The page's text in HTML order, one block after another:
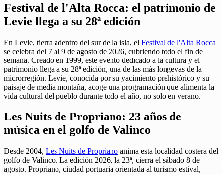
Festival de l'Alta Rocca: el patrimonio de
Levie llega a su 28ª edición
En Levie, tierra adentro del sur de la isla, el Festival de l'Alta Rocca
se celebra del 7 al 9 de agosto de 2026, cubriendo todo el fin de
semana. Creado en 1999, este evento dedicado a la cultura y el
patrimonio llega a su 28ª edición, una de las más longevas de la
microrregión. Levie, conocida por su yacimiento prehistórico y su
paisaje de media montaña, acoge una programación que alimenta la
vida cultural del pueblo durante todo el año, no solo en verano.
Les Nuits de Propriano: 23 años de
música en el golfo de Valinco
Desde 2004, Les Nuits de Propriano anima esta localidad costera del
golfo de Valinco. La edición 2026, la 23ª, cierra el sábado 8 de
agosto. Propriano, ciudad portuaria orientada al turismo estival,